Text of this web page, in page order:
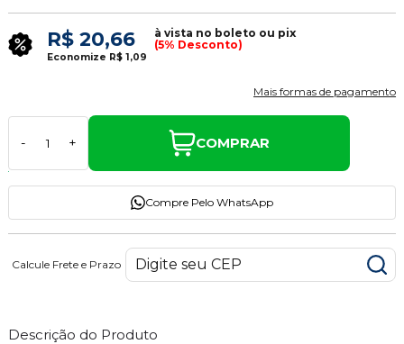
R$ 20,66
à vista no boleto ou pix
(5% Desconto)
Economize R$ 1,09
Mais formas de pagamento
- + COMPRAR
Compre Pelo WhatsApp
Calcule Frete e Prazo
Descrição do Produto